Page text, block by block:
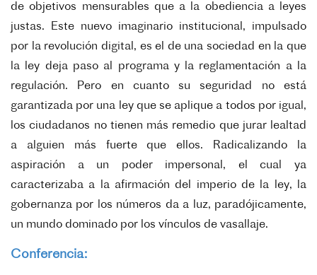
de objetivos mensurables que a la obediencia a leyes
justas. Este nuevo imaginario institucional, impulsado
por la revolución digital, es el de una sociedad en la que
la ley deja paso al programa y la reglamentación a la
regulación. Pero en cuanto su seguridad no está
garantizada por una ley que se aplique a todos por igual,
los ciudadanos no tienen más remedio que jurar lealtad
a alguien más fuerte que ellos. Radicalizando la
aspiración a un poder impersonal, el cual ya
caracterizaba a la afirmación del imperio de la ley, la
gobernanza por los números da a luz, paradójicamente,
un mundo dominado por los vínculos de vasallaje.
Conferencia: